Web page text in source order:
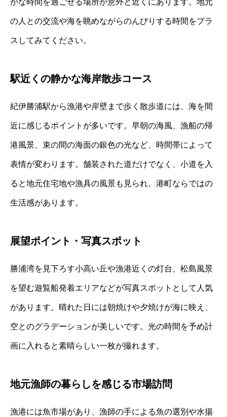
かな時間を過ごせる場所が意外と近くにあります。地元
の人との交流や海を眺めながらのんびりする時間をプラ
スしてみてください。
駅近くの静かな海岸散歩コース
紀伊勝浦駅から漁港や岸壁まで歩く散歩道には、海を間
近に感じるポイントが多いです。早朝の海風、漁船の帰
港風景、束の間の海面の銀色の光など、時間帯によって
表情が変わります。舗装された道だけでなく、小道を入
ると地元住宅地や漁具の風景も見られ、港町ならではの
生活感があります。
展望ポイント・写真スポット
勝浦湾を見下ろす小高い丘や漁港近くの灯台、松島風景
を望む遊覧船発着エリアなどが写真スポットとして人気
があります。晴れた日には朝焼けや夕焼けが海に映え、
空とのグラデーションが美しいです。光の時間を予め計
画に入れると素晴らしい一枚が撮れます。
地元漁師の暮らしを感じる市場訪問
漁港には魚市場があり、漁師の手による魚の選別や水揚